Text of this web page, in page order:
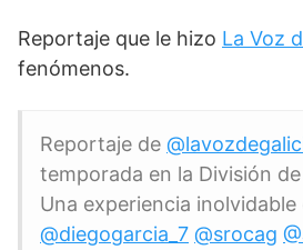
Reportaje que le hizo La Voz
fenómenos.
Reportaje de
temporada en la División
Una experiencia inolvidable
@diegogarcia_7 @srocag